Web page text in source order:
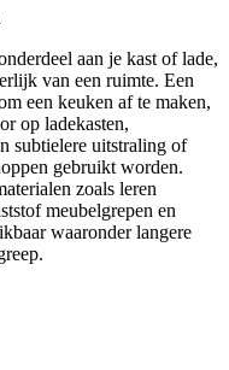
aan je kast of lade,
van een ruimte. Een
een keuken af te maken,
op ladekasten,
subtielere uitstraling of
gebruikt worden.
zoals leren
meubelgrepen en
waaronder langere